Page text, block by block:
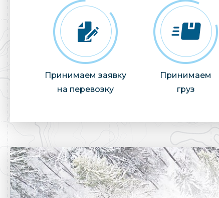
Принимаем заявку
на перевозку
Принимаем
груз